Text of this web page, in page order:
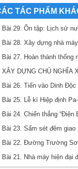
TÁC PHẨM
Bài 27. Hoàn thành thống
Bài 26. Tiến vào Dinh Độc
Bài 25. Lễ kí Hiệp định
Bài 23. Sấm sét đêm giao
Bài 22. Đường Trường